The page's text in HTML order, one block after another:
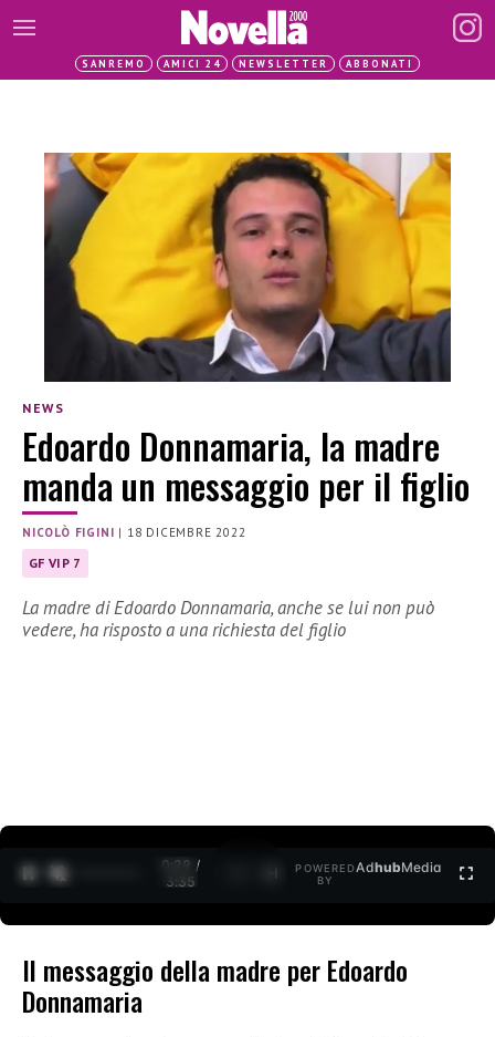
SANREMO AMICI 24 NEWSLETTER ABBONATI
NEWS
Edoardo Donnamaria, la madre
manda un messaggio per il figlio
NICOLÒ FIGINI | 18 DICEMBRE 2022
GF VIP 7
La madre di Edoardo Donnamaria, anche se lui non può
vedere, ha risposto a una richiesta del figlio
0:30 /
3:35
POWERED
BY
AdhubMedia
Il messaggio della madre per Edoardo
Donnamaria